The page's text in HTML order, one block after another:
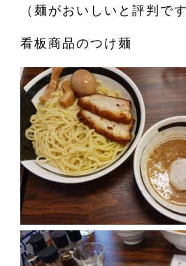
（麺がおいしいと評判です
看板商品のつけ麺